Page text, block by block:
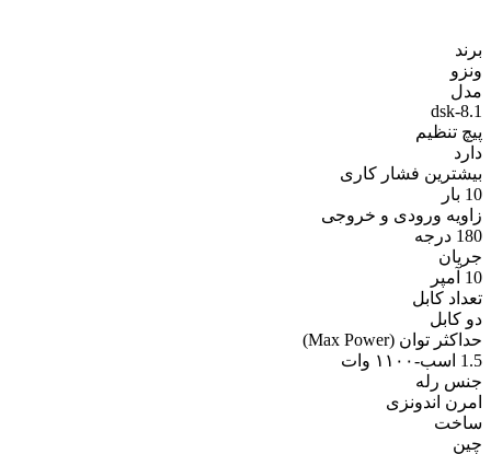
برند
ونزو
مدل
dsk-8.1
پیچ تنظیم
دارد
بیشترین فشار کاری
10 بار
زاویه ورودی و خروجی
180 درجه
جریان
10 آمپر
تعداد کابل
دو کابل
حداکثر توان (Max Power)
1.5 اسب-۱۱٠٠ وات
جنس رله
امرن اندونزی
ساخت
چین